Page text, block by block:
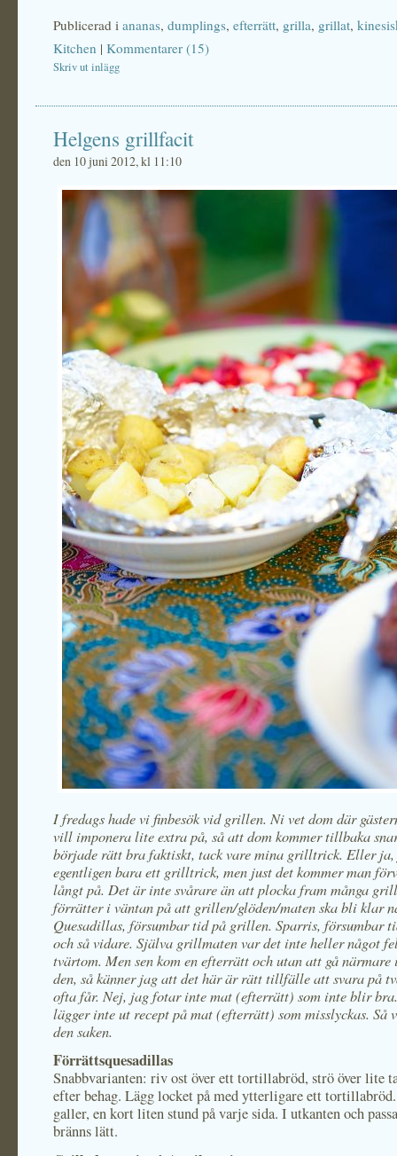
Publicerad i ananas, dumplings, efterrätt, grilla, grillat,
Kitchen | Kommentarer (15)
Skriv ut inlägg
Helgens grillfacit
den 10 juni 2012, kl 11:10
I fredags hade vi finbesök vid grillen. Ni vet dom där
vill imponera lite extra på, så att dom kommer tillbaka
började rätt bra faktiskt, tack vare mina grilltrick. Eller
egentligen bara ett grilltrick, men just det kommer man
långt på. Det är inte svårare än att plocka fram många
förrätter i väntan på att grillen/glöden/maten ska bli klar
Quesadillas, försumbar tid på grillen. Sparris, försumbar
och så vidare. Själva grillmaten var det inte heller något
tvärtom. Men sen kom en efterrätt och utan att gå närmare
den, så känner jag att det här är rätt tillfälle att svara på
ofta får. Nej, jag fotar inte mat (efterrätt) som inte blir
lägger inte ut recept på mat (efterrätt) som misslyckas. Så
den saken.
Förrättsquesadillas
Snabbvarianten: riv ost över ett tortillabröd, strö över lite
efter behag. Lägg locket på med ytterligare ett
galler, en kort liten stund på varje sida. I utkanten och
bränns lätt.